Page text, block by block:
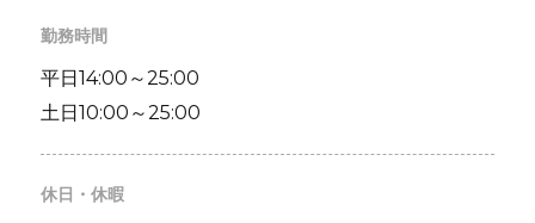
勤務時間
平日14:00～25:00
土日10:00～25:00
休日・休暇